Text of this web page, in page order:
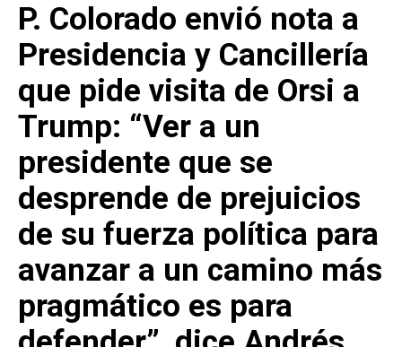
P. Colorado envió nota a
Presidencia y Cancillería
que pide visita de Orsi a
Trump: “Ver a un
presidente que se
desprende de prejuicios
de su fuerza política para
avanzar a un camino más
pragmático es para